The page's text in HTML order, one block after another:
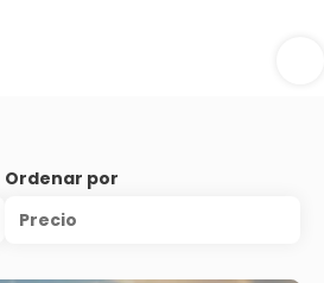
Ordenar por
Precio